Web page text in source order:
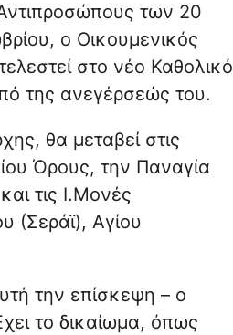
των 20
ο Οικουμενικός
στο νέο Καθολικό
της ανεγέρσεώς του.
θα μεταβεί στις
Όρους, την Παναγία
τις Ι.Μονές
(Σεράϊ), Αγίου
την επίσκεψη – ο
το δικαίωμα, όπως